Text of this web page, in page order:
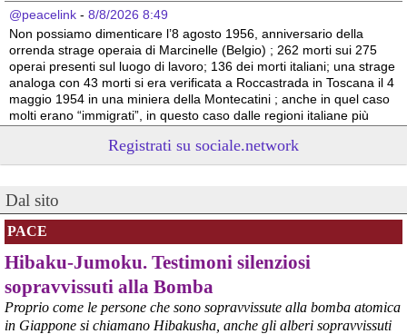
@peacelink - 8/8/2026 8:49
Non possiamo dimenticare l’8 agosto 1956, anniversario della
orrenda strage operaia di Marcinelle (Belgio) ; 262 morti sui 275
operai presenti sul luogo di lavoro; 136 dei morti italiani; una strage
analoga con 43 morti si era verificata a Roccastrada in Toscana il 4
maggio 1954 in una miniera della Montecatini ; anche in quel caso
molti erano “immigrati”, in questo caso dalle regioni italiane più
Vito Totire, portavoce RETE NAZIONALE LAVORO SICURO
#migranti #lavoratori #Marcinelle
Registrati su sociale.network
Dal sito
PACE
Hibaku-Jumoku. Testimoni silenziosi
sopravvissuti alla Bomba
Proprio come le persone che sono sopravvissute alla bomba atomica
in Giappone si chiamano Hibakusha, anche gli alberi sopravvissuti